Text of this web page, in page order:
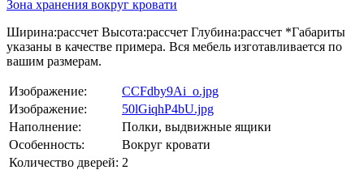
Зона хранения вокруг кровати
Ширина:рассчет Высота:рассчет Глубина:рассчет *Габариты
указаны в качестве примера. Вся мебель изготавливается по
вашим размерам.
Изображение:
CCFdby9Ai_o.jpg
Изображение:
50lGiqhP4bU.jpg
Наполнение:
Полки, выдвижные ящики
Особенность:
Вокруг кровати
Количество дверей: 2